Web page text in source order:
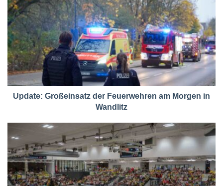
Update: Großeinsatz der Feuerwehren am Morgen in
Wandlitz